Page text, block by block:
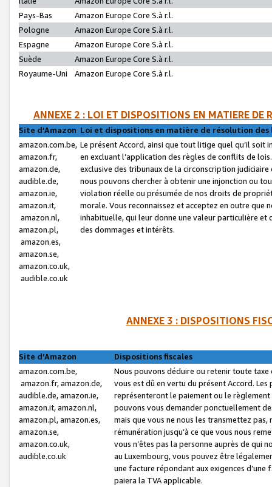
Pays-Bas
Amazon Europe Core S.à r.l.
Pologne
Amazon Europe Core S.à r.l.
Espagne
Amazon Europe Core S.à r.l.
Suède
Amazon Europe Core S.à r.l.
Royaume-Uni
Amazon Europe Core S.à r.l.
ANNEXE 2 : LOI ET DISPOSITIONS EN MATIERE DE
Site d’Amazon Loi et dispositions en matière de résolution
amazon.com.be,
amazon.fr,
amazon.de,
audible.de,
amazon.ie,
amazon.it,
amazon.nl,
amazon.pl,
amazon.es,
amazon.se,
amazon.co.uk,
audible.co.uk
Le présent Accord, ainsi que tout litige quel qu’il soit
en excluant l’application des règles de conflits de
exclusive des tribunaux de la circonscription
nous pouvons chercher à obtenir une injonction ou
violation réelle ou présumée de nos droits de
morale. Vous reconnaissez et acceptez en outre que
inhabituelle, qui leur donne une valeur particulière
des dommages et intérêts.
ANNEXE 3 : DISPOSITIONS
Site d’Amazon
Dispositions fiscales
amazon.com.be,
amazon.fr, amazon.de,
audible.de, amazon.ie,
amazon.it, amazon.nl,
amazon.pl, amazon.es,
amazon.se,
amazon.co.uk,
audible.co.uk
Nous pouvons déduire ou retenir toute
vous est dû en vertu du présent Accord.
représenteront le paiement ou le
pouvons vous demander ponctuellement
mais que vous ne nous les transmettez
rémunération jusqu’à ce que vous nous
vous n’êtes pas la personne auprès de qui
au Luxembourg, vous pouvez être
une facture répondant aux exigences
paiera la TVA applicable.